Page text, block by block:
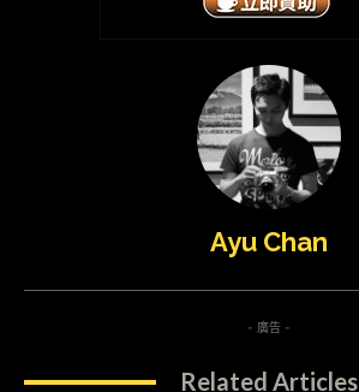
Ayu Chan
- 廣告 -
Related Articles